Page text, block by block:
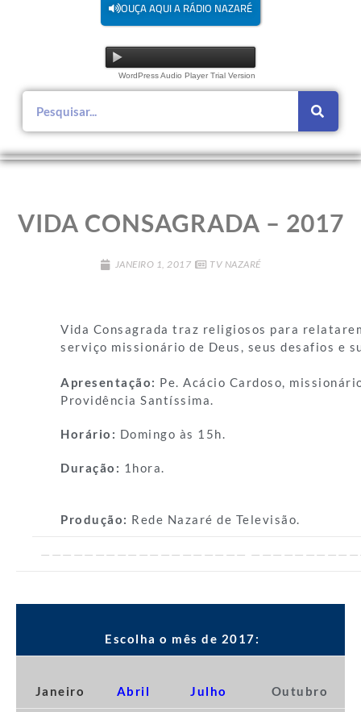
OUÇA AQUI A RÁDIO NAZARÉ
WordPress Audio Player Trial Version
VIDA CONSAGRADA – 2017
JANEIRO 1, 2017 TV NAZARÉ
Vida Consagrada traz religiosos para
serviço missionário de Deus, seus desafios e
Apresentação: Pe. Acácio Cardoso,
Providência Santíssima.
Horário: Domingo às 15h.
Duração: 1hora.
Produção: Rede Nazaré de Televisão.
———————————————————
Escolha o mês de 2017:
Janeiro Abril Julho Outubro